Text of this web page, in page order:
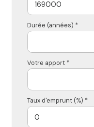
Durée (années) *
Votre apport *
Taux d'emprunt (%) *